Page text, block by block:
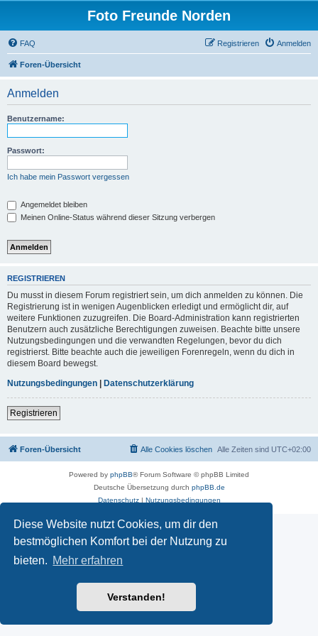
Diese Website nutzt Cookies, um dir den
bestmöglichen Komfort bei der Nutzung zu
bieten. Mehr erfahren
Verstanden!
Foto Freunde Norden
FAQ Anmelden
Registrieren
Foren-Übersicht
Anmelden
Benutzername:
Passwort:
Ich habe mein Passwort vergessen
Angemeldet bleiben
Meinen Online-Status während dieser Sitzung verbergen
REGISTRIEREN
Du musst in diesem Forum registriert sein, um dich anmelden zu können. Die
Registrierung ist in wenigen Augenblicken erledigt und ermöglicht dir, auf
weitere Funktionen zuzugreifen. Die Board-Administration kann registrierten
Benutzern auch zusätzliche Berechtigungen zuweisen. Beachte bitte unsere
Nutzungsbedingungen und die verwandten Regelungen, bevor du dich
registrierst. Bitte beachte auch die jeweiligen Forenregeln, wenn du dich in
diesem Board bewegst.
Nutzungsbedingungen | Datenschutzerklärung
Registrieren
Foren-Übersicht Alle Zeiten sind UTC+02:00
Alle Cookies löschen
Powered by phpBB® Forum Software © phpBB Limited
Deutsche Übersetzung durch phpBB.de
Datenschutz| Nutzungsbedingungen